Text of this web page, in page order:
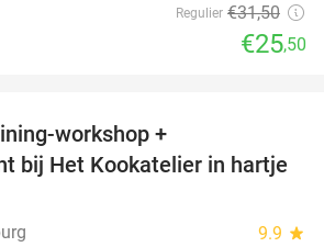
Regulier €31,50
€25,50
workshop +
bij Het Kookatelier in hartje
9.9 star